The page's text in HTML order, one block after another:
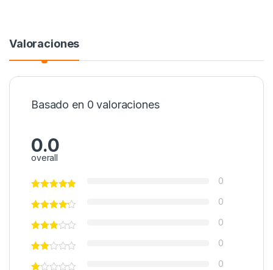
Valoraciones
Basado en 0 valoraciones
0.0
overall
0
0
0
0
0